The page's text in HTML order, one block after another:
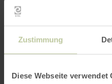
Zustimmung
Diese Webseite verwendet
Öffnungszeiten
Merkmale /
Kategorien